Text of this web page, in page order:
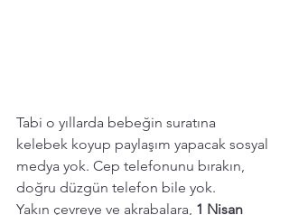
Tabi o yıllarda bebeğin suratına
kelebek koyup paylaşım yapacak sosyal
medya yok. Cep telefonunu bırakın,
doğru düzgün telefon bile yok.
Yakın çevreye ve akrabalara, 1 Nisan